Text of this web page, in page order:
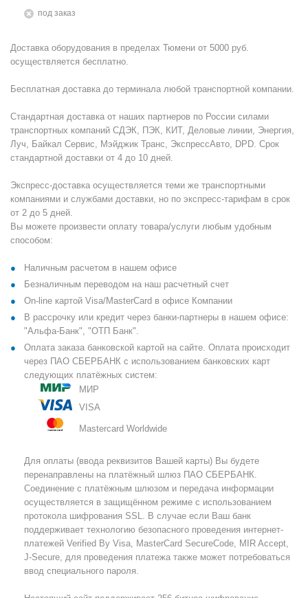
Под заказ
Доставка оборудования в пределах Тюмени от 5000 руб.
осуществляется бесплатно.
Бесплатная доставка до терминала любой транспортной компании.
Стандартная доставка от наших партнеров по России силами
транспортных компаний СДЭК, ПЭК, КИТ, Деловые линии, Энергия,
Луч, Байкал Сервис, Мэйджик Транс, ЭкспрессАвто, DPD. Срок
стандартной доставки от 4 до 10 дней.
Экспресс-доставка осуществляется теми же транспортными
компаниями и службами доставки, но по экспресс-тарифам в срок
от 2 до 5 дней.
Вы можете произвести оплату товара/услуги любым удобным
способом:
Наличным расчетом в нашем офисе
Безналичным переводом на наш расчетный счет
On-line картой Visa/MasterCard в офисе Компании
В рассрочку или кредит через банки-партнеры в нашем офисе:
"Альфа-Банк", "ОТП Банк".
Оплата заказа банковской картой на сайте. Оплата происходит
через ПАО СБЕРБАНК с использованием банковских карт
следующих платёжных систем:
МИР
VISA
Mastercard Worldwide
Для оплаты (ввода реквизитов Вашей карты) Вы будете
перенаправлены на платёжный шлюз ПАО СБЕРБАНК.
Соединение с платёжным шлюзом и передача информации
осуществляется в защищённом режиме с использованием
протокола шифрования SSL. В случае если Ваш банк
поддерживает технологию безопасного проведения интернет-
платежей Verified By Visa, MasterCard SecureCode, MIR Accept,
J-Secure, для проведения платежа также может потребоваться
ввод специального пароля.